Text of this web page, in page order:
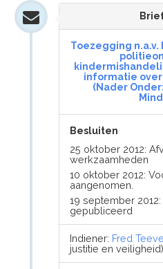
Toezegging
informatie over
(Nader
Besluiten
25 oktober 2012:
werkzaamheden
10 oktober 2012:
aangenomen.
19 september
gepubliceerd
Indiener: Fred
justitie en